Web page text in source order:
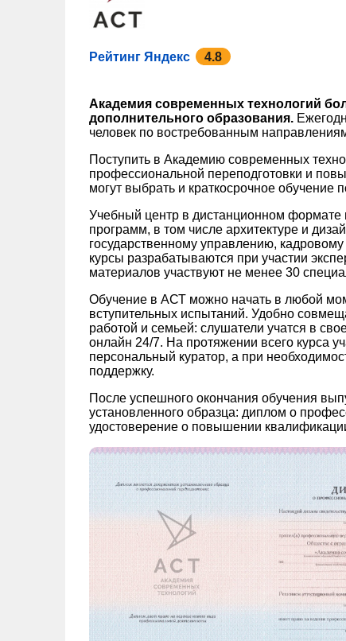
Рейтинг Яндекс 4.8
Академия современных технологий
дополнительного образования.
человек по востребованным
Поступить в Академию современных
профессиональной переподготовки и
могут выбрать и краткосрочное обучение
Учебный центр в дистанционном формате
программ, в том числе архитектуре и
государственному управлению,
курсы разрабатываются при участии
материалов участвуют не менее 30
Обучение в АСТ можно начать в любой
вступительных испытаний. Удобно
работой и семьей: слушатели учатся в
онлайн 24/7. На протяжении всего курса
персональный куратор, а при
поддержку.
После успешного окончания обучения
установленного образца: диплом о
удостоверение о повышении